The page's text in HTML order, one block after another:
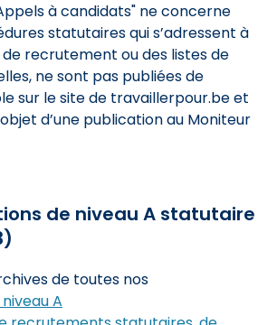
à candidats" ne concerne
statutaires qui s’adressent à
recrutement ou des listes de
ne sont pas publiées de
sur le site de travaillerpour.be et
d’une publication au Moniteur
de niveau A statutaire
de toutes nos
A